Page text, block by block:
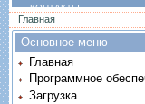
КОНТАКТЫ
Вы здесь
Главная
Основное меню
Главная
Программное
Загрузка